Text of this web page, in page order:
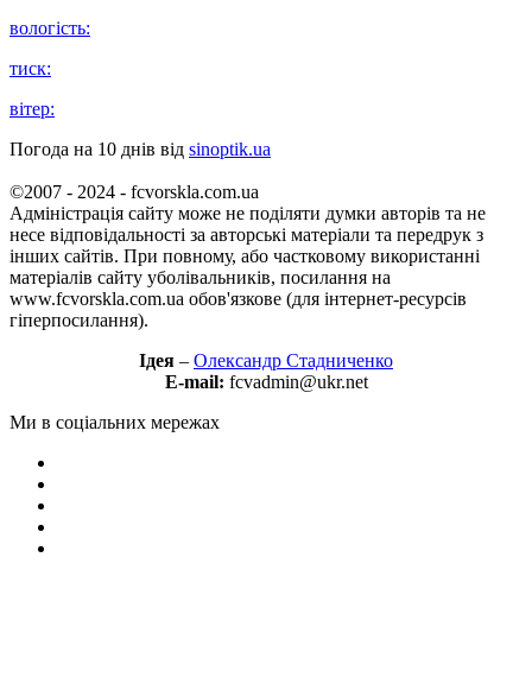
вологість:
тиск:
вітер:
Погода на 10 днів від sinoptik.ua
©2007 - 2024 - fcvorskla.com.ua
Адміністрація сайту може не поділяти думки авторів та не
несе відповідальності за авторські матеріали та передрук з
інших сайтів. При повному, або частковому використанні
матеріалів сайту уболівальників, посилання на
www.fcvorskla.com.ua обов'язкове (для інтернет-ресурсів
гіперпосилання).
Ідея – Олександр Стадниченко
E-mail: fcvadmin@ukr.net
Ми в соціальних мережах